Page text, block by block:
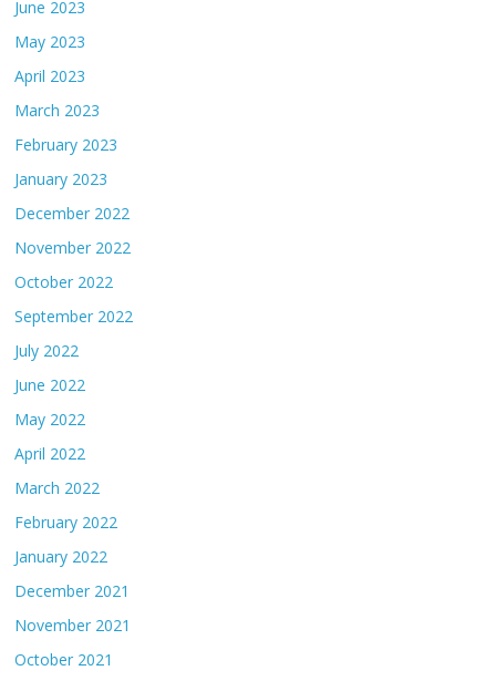
June 2023
May 2023
April 2023
March 2023
February 2023
January 2023
December 2022
November 2022
October 2022
September 2022
July 2022
June 2022
May 2022
April 2022
March 2022
February 2022
January 2022
December 2021
November 2021
October 2021